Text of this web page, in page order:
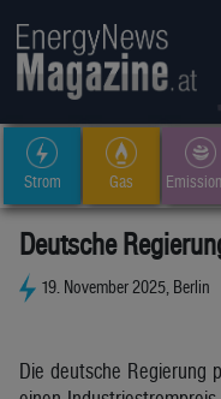
Strom Gas
Deutsche
19. November 2025, Berlin
Die deutsche Regierung